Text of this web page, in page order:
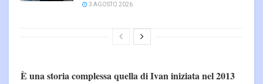
3 AGOSTO 2026
È una storia complessa quella di Ivan iniziata nel 2013